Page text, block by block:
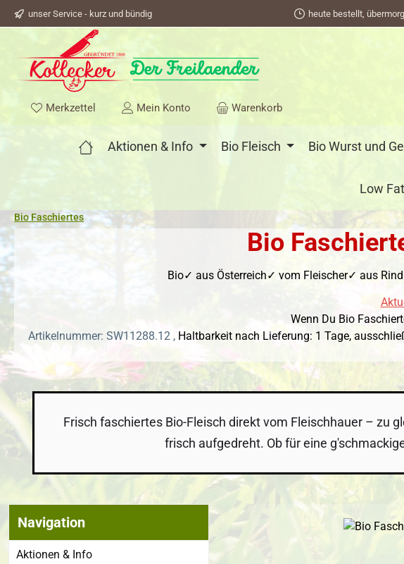
Zur Hauptnavigation springen
unser Service - kurz und bündig heute bestellt,
Merkzettel Du hast 0 Produkte auf dem Merkzettel
Mein Konto Warenkorb
Aktionen & Info Bio Fleisch Bio Wurst und
Low
Bio Faschiertes
Bio
Bio✓ aus Österreich✓ vom Fleischer✓ aus
Wenn Du Bio
Artikelnummer: SW11288.12 , Haltbarkeit nach Lieferung: 1 Tage,
Frisch faschiertes Bio-Fleisch direkt vom Fleischhauer – zu
frisch aufgedreht. Ob für eine
Navigation
Aktionen & Info
Bildergalerie überspringen